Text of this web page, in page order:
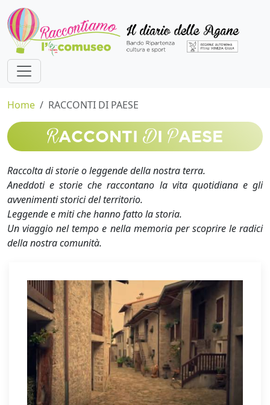
Home RACCONTI DI PAESE
RACCONTI D PAESE
Raccolta di storie o leggende della nostra terra.
Aneddoti e storie che raccontano la vita quotidiana e gli
avvenimenti storici del territorio.
Leggende e miti che hanno fatto la storia.
Un viaggio nel tempo e nella memoria per scoprire le radici
della nostra comunità.